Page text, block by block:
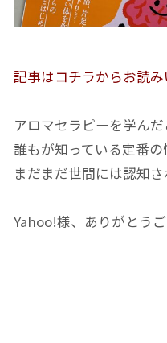
記事はコチラからお読み
アロマセラピーを学ん
誰もが知っている定番の
まだまだ世間には認知さ
Yahoo!様、ありがとうご